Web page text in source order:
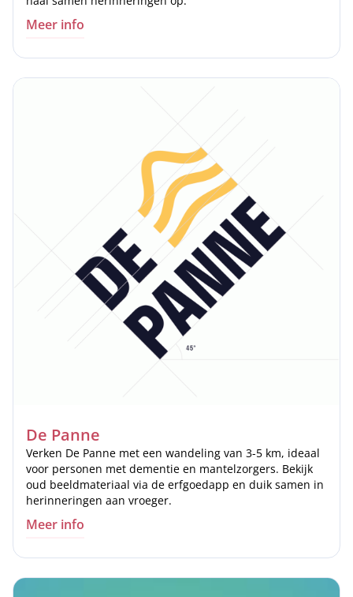
Meer info
De Panne
Verken De Panne met een wandeling van 3-5 km, ideaal
voor personen met dementie en mantelzorgers. Bekijk
oud beeldmateriaal via de erfgoedapp en duik samen in
herinneringen aan vroeger.
Meer info